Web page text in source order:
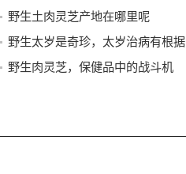
野生土肉灵芝产地在哪里呢
野生太岁是奇珍，太岁治病有根据
野生肉灵芝，保健品中的战斗机